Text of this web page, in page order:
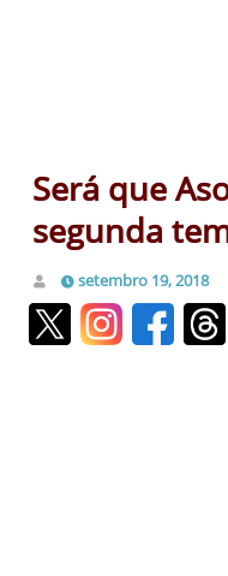
Será que
segunda
setembro 19, 2018